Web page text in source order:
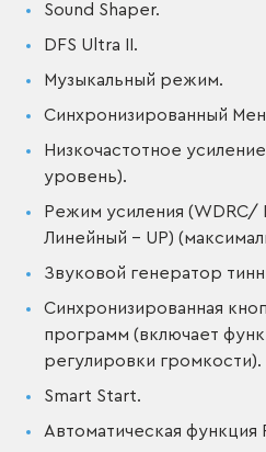
Sound Shaper.
DFS Ultra II.
Музыкальный режим.
Синхронизированный
Низкочастотное
уровень).
Режим усиления
Линейный - UP)
Звуковой генератор
Синхронизированная
программ (включает
регулировки громкости).
Smart Start.
Автоматическая функция